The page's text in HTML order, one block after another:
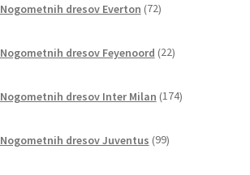
Nogometnih dresov Everton 72izdelkov
Nogometnih dresov Feyenoord 22izdelkov
Nogometnih dresov Inter Milan 174izdelkov
Nogometnih dresov Juventus 99izdelkov